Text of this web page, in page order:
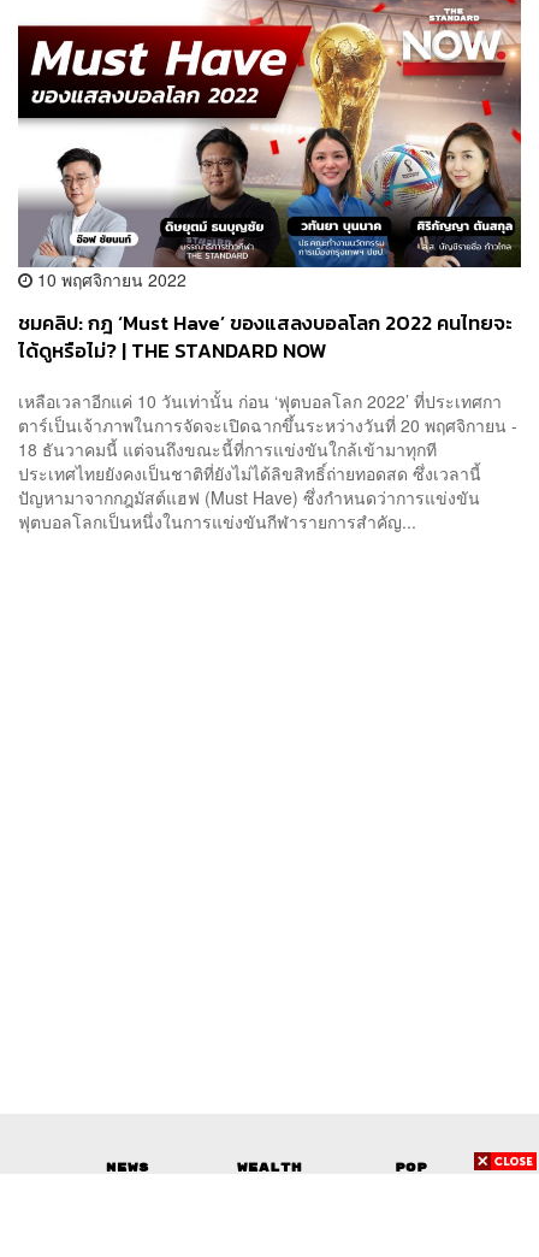
10 พฤศจิกายน 2022
ชมคลิป: กฎ ‘Must Have’ ของแสลงบอลโลก 2022 คนไทยจะ
ได้ดูหรือไม่? | THE STANDARD NOW
เหลือเวลาอีกแค่ 10 วันเท่านั้น ก่อน ‘ฟุตบอลโลก 2022’ ที่ประเทศกา
ตาร์เป็นเจ้าภาพในการจัดจะเปิดฉากขึ้นระหว่างวันที่ 20 พฤศจิกายน -
18 ธันวาคมนี้ แต่จนถึงขณะนี้ที่การแข่งขันใกล้เข้ามาทุกที
ประเทศไทยยังคงเป็นชาติที่ยังไม่ได้ลิขสิทธิ์ถ่ายทอดสด ซึ่งเวลานี้
ปัญหามาจากกฎมัสต์แฮฟ (Must Have) ซึ่งกำหนดว่าการแข่งขัน
ฟุตบอลโลกเป็นหนึ่งในการแข่งขันกีฬารายการสำคัญ...
News Wealth
Pop